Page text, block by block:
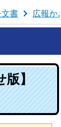
書 広報か
版】